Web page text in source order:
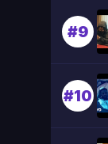
#9
#10